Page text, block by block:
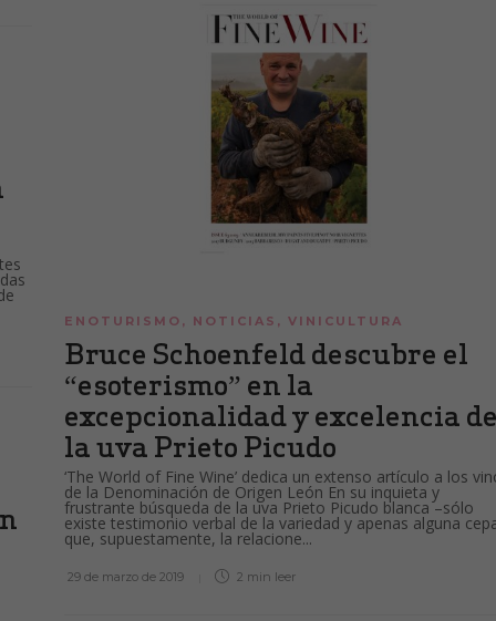
ENOTURISMO , NOTICIAS , VINICULTURA
Bruce Schoenfeld descubre el
“esoterismo” en la
excepcionalidad y excelencia
la uva Prieto Picudo
‘The World of Fine Wine’ dedica un extenso artículo a los
de la Denominación de Origen León En su inquieta y
frustrante búsqueda de la uva Prieto Picudo blanca –sólo
existe testimonio verbal de la variedad y apenas alguna
que, supuestamente, la relacione...
29 de marzo de 2019 2 min leer